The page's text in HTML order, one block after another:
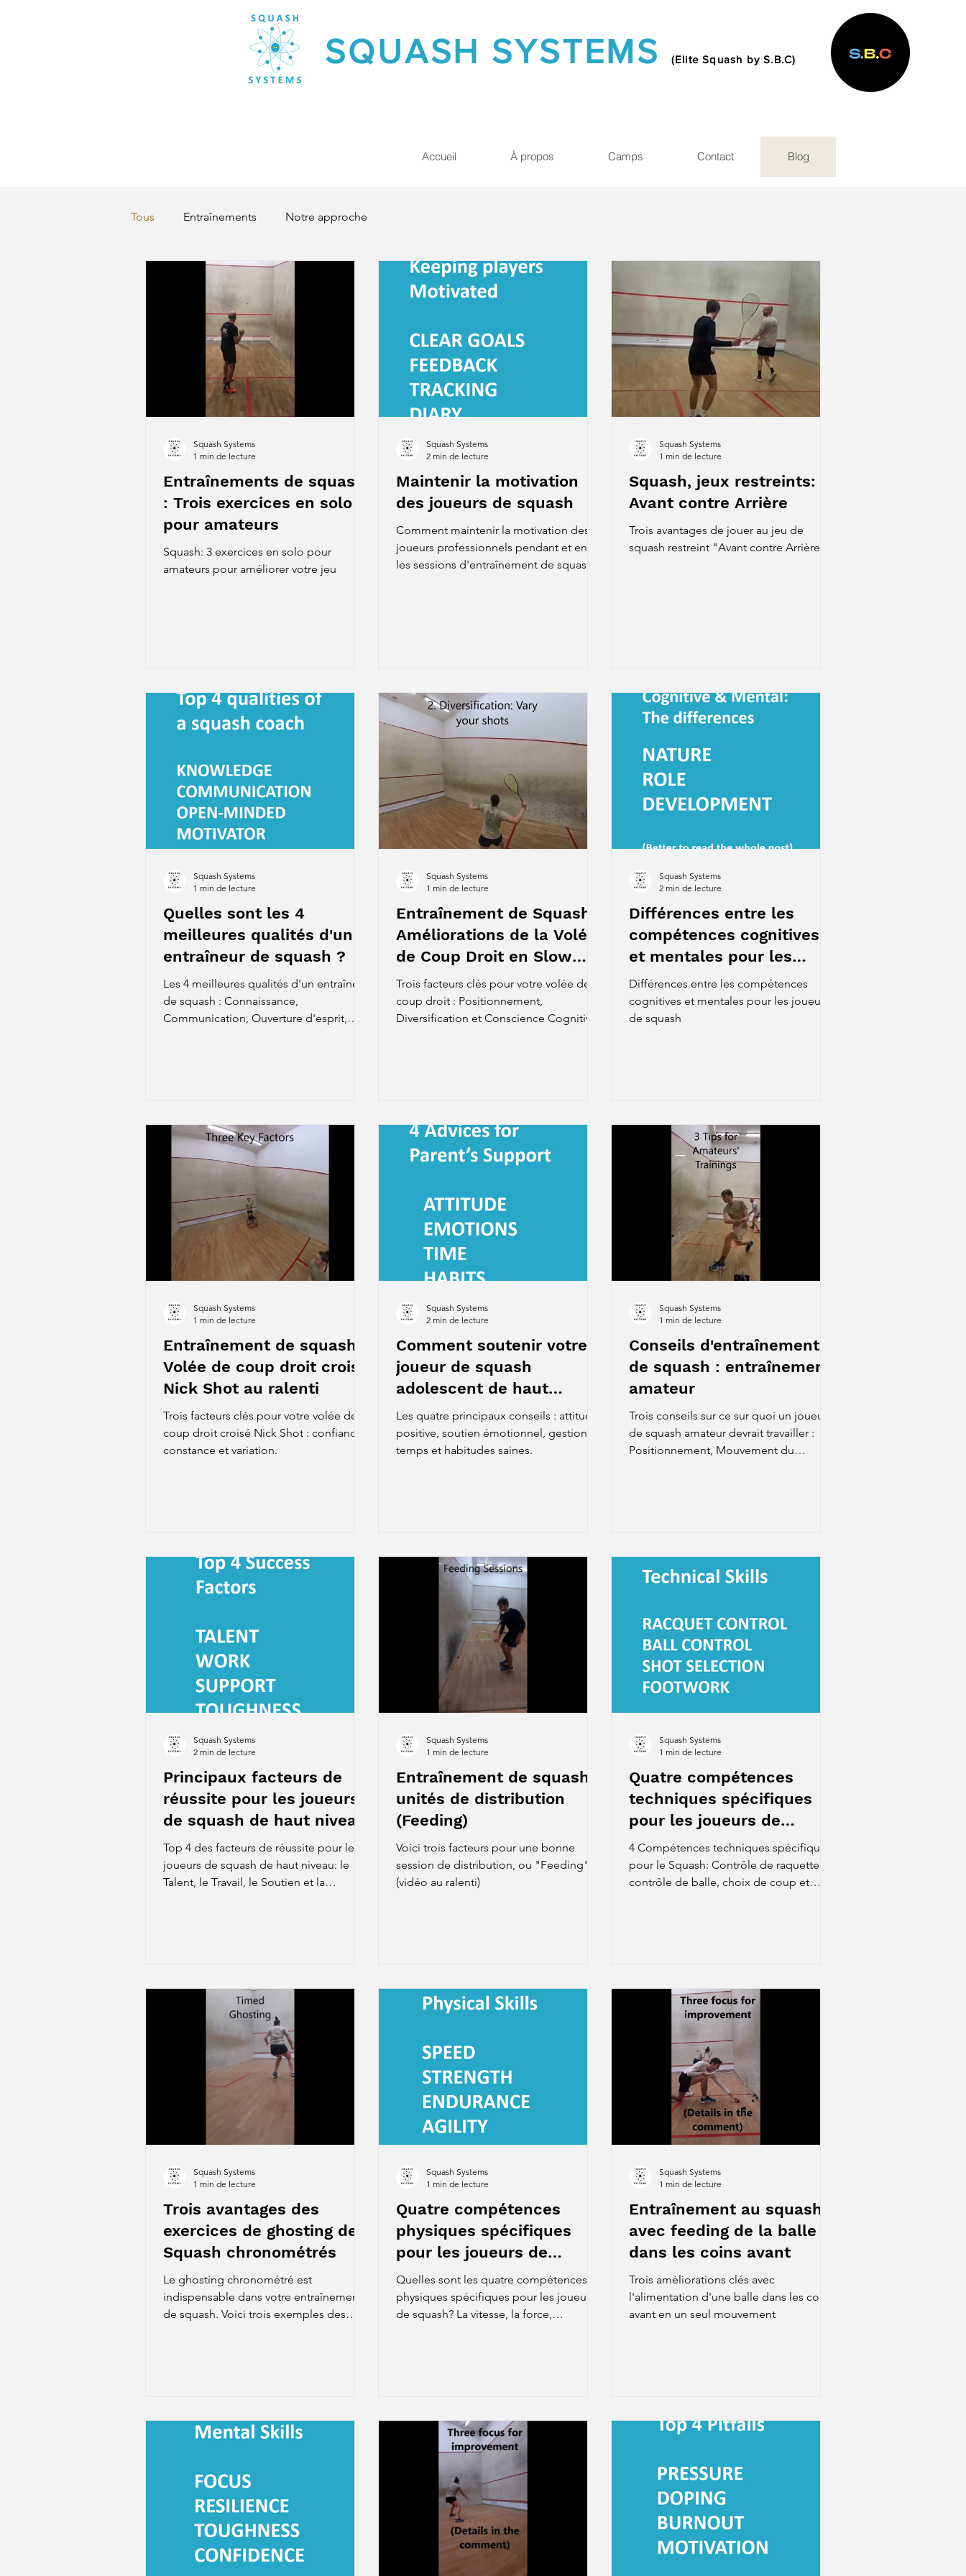
SQUASH SYSTEMS (Elite Squash by S.B.C)
Accueil À propos Camps Contact Blog
Tous Entraînements Notre approche
Entraînements de squash
: Trois exercices en solo
pour amateurs
Squash: 3 exercices en solo pour
amateurs pour améliorer votre jeu
Squash Systems
1 min de lecture
Maintenir la motivation
des joueurs de squash
Comment maintenir la motivation des
joueurs professionnels pendant et entre
les sessions d'entraînement de squash ?
Squash Systems
2 min de lecture
Squash, jeux restreints:
Avant contre Arrière
Trois avantages de jouer au jeu de
squash restreint "Avant contre Arrière"
Squash Systems
1 min de lecture
Quelles sont les 4
meilleures qualités d'un
entraîneur de squash ?
Les 4 meilleures qualités d'un entraîneur
de squash : Connaissance,
Communication, Ouverture d'esprit,
Squash Systems
1 min de lecture
Entraînement de Squash :
Améliorations de la Volée
de Coup Droit en Slow
Motion
Trois facteurs clés pour votre volée de
coup droit : Positionnement,
Diversification et Conscience Cognitive
Squash Systems
1 min de lecture
Différences entre les
compétences cognitives
et mentales pour les
joueurs de squash
Différences entre les compétences
cognitives et mentales pour les joueurs
de squash
Squash Systems
2 min de lecture
Entraînement de squash:
Volée de coup droit croisé
Nick Shot au ralenti
Trois facteurs clés pour votre volée de
coup droit croisé Nick Shot : confiance,
constance et variation.
Squash Systems
1 min de lecture
Comment soutenir votre
joueur de squash
adolescent de haut
niveau ?
Les quatre principaux conseils : attitude
positive, soutien émotionnel, gestion du
temps et habitudes saines.
Squash Systems
2 min de lecture
Conseils d'entraînement
de squash : entraînement
amateur
Trois conseils sur ce sur quoi un joueur
de squash amateur devrait travailler :
Positionnement, Mouvement du
Squash Systems
1 min de lecture
Principaux facteurs de
réussite pour les joueurs
de squash de haut niveau
Top 4 des facteurs de réussite pour les
joueurs de squash de haut niveau: le
Talent, le Travail, le Soutien et la
Squash Systems
2 min de lecture
Entraînement de squash:
unités de distribution
(Feeding)
Voici trois facteurs pour une bonne
session de distribution, ou "Feeding"
(vidéo au ralenti)
Squash Systems
1 min de lecture
Quatre compétences
techniques spécifiques
pour les joueurs de
squash
4 Compétences techniques spécifiques
pour le Squash: Contrôle de raquette,
contrôle de balle, choix de coup et
Squash Systems
1 min de lecture
Trois avantages des
exercices de ghosting de
Squash chronométrés
Le ghosting chronométré est
indispensable dans votre entraînement
de squash. Voici trois exemples des
Squash Systems
1 min de lecture
Quatre compétences
physiques spécifiques
pour les joueurs de
squash
Quelles sont les quatre compétences
physiques spécifiques pour les joueurs
de squash? La vitesse, la force,
Squash Systems
1 min de lecture
Entraînement au squash
avec feeding de la balle
dans les coins avant
Trois améliorations clés avec
l'alimentation d'une balle dans les coins
avant en un seul mouvement
Squash Systems
1 min de lecture